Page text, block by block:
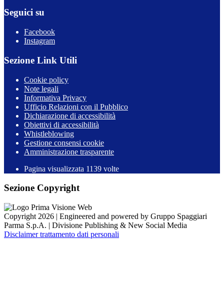
Seguici su
Facebook
Instagram
Sezione Link Utili
Cookie policy
Note legali
Informativa Privacy
Ufficio Relazioni con il Pubblico
Dichiarazione di accessibilità
Obiettivi di accessibilità
Whistleblowing
Gestione consensi cookie
Amministrazione trasparente
Pagina visualizzata 1139 volte
Sezione Copyright
Copyright 2026 | Engineered and powered by Gruppo Spaggiari
Parma S.p.A. | Divisione Publishing & New Social Media
Disclaimer trattamento dati personali